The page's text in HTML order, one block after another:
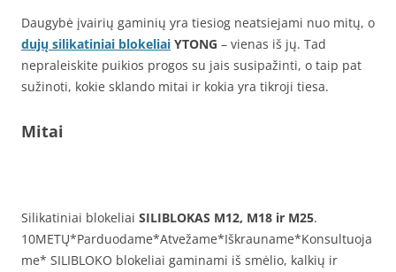
Daugybė įvairių gaminių yra tiesiog neatsiejami nuo mitų, o
dujų silikatiniai blokeliai YTONG – vienas iš jų. Tad
nepraleiskite puikios progos su jais susipažinti, o taip pat
sužinoti, kokie sklando mitai ir kokia yra tikroji tiesa.
Mitai
Silikatiniai blokeliai SILIBLOKAS M12, M18 ir M25.
10METŲ*Parduodame*Atvežame*Iškrauname*Konsultuoja
me* SILIBLOKO blokeliai gaminami iš smėlio, kalkių ir